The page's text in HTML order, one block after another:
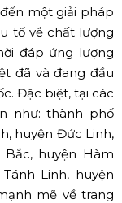
một giải pháp
tố về chất lượng
đáp ứng lượng
đã và đang đầu
Đặc biệt, tại các
như: thành phố
huyện Đức Linh,
huyện Hàm
Linh, huyện
mẽ về trang